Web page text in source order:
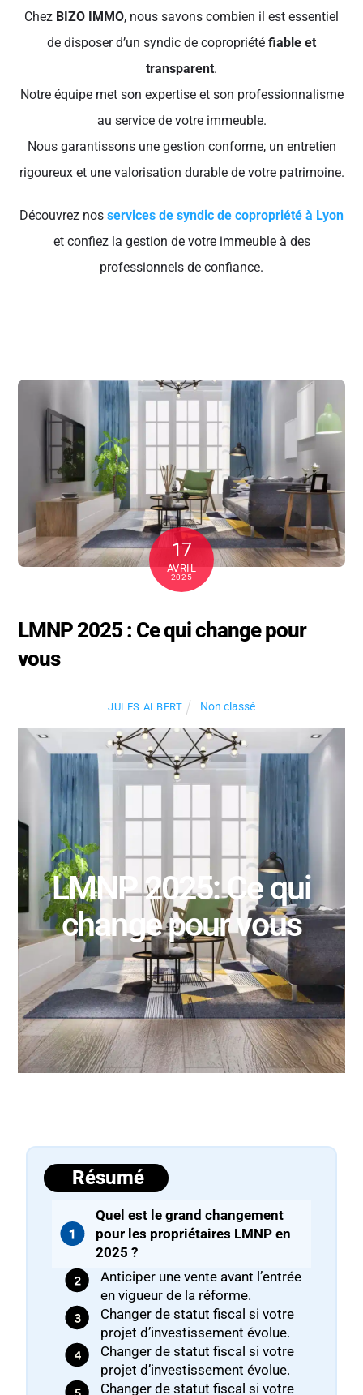
Chez BIZO IMMO, nous savons combien il est essentiel
de disposer d’un syndic de copropriété fiable et
transparent.
Notre équipe met son expertise et son professionnalisme
au service de votre immeuble.
Nous garantissons une gestion conforme, un entretien
rigoureux et une valorisation durable de votre patrimoine.
Découvrez nos services de syndic de copropriété à Lyon
et confiez la gestion de votre immeuble à des
professionnels de confiance.
17
AVRIL
2025
LMNP 2025 : Ce qui change pour
vous
JULES ALBERT Non classé
LMNP 2025: Ce qui
change pour vous
Résumé
Quel est le grand changement
pour les propriétaires LMNP en
2025 ?
Anticiper une vente avant l’entrée
en vigueur de la réforme.
Changer de statut fiscal si votre
projet d’investissement évolue.
Changer de statut fiscal si votre
projet d’investissement évolue.
Changer de statut fiscal si votre